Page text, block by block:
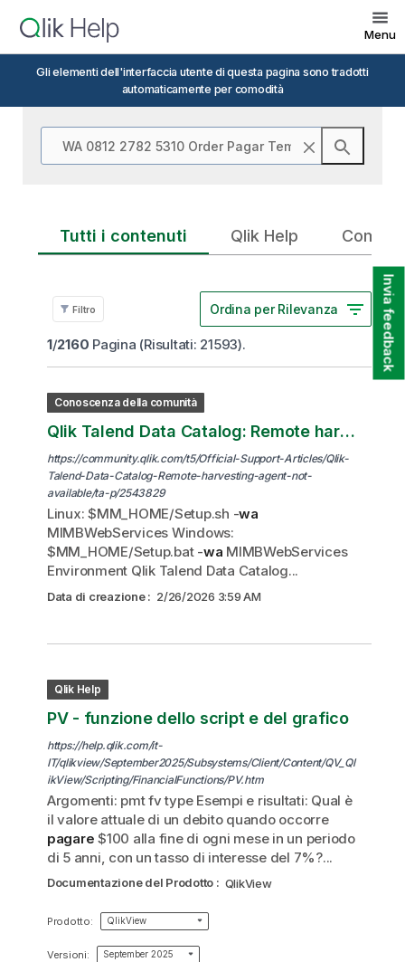
Menu
Invia feedback
Gli elementi dell'interfaccia utente di questa pagina sono tradotti
automaticamente per comodità
Tutti i contenuti Qlik Help
Filtro Ordina per Rilevanza
1/2160 Pagina (Risultati: 21593).
Conoscenza della comunità
Qlik Talend Data Catalog: Remote harvesting agent not available connected
https://community.qlik.com/t5/Official-Support-Articles/Qlik-
Talend-Data-Catalog-Remote-harvesting-agent-not-
available/ta-p/2543829
Linux: $MM_HOME/Setup.sh -wa
MIMBWebServices Windows:
$MM_HOME/Setup.bat -wa MIMBWebServices
Environment Qlik Talend Data Catalog...
Data di creazione: 2/26/2026 3:59 AM
Qlik Help
PV - funzione dello script e del grafico
https://help.qlik.com/it-
IT/qlikview/September2025/Subsystems/Client/Content/QV_Ql
ikView/Scripting/FinancialFunctions/PV.htm
Argomenti: pmt fv type Esempi e risultati: Qual è
il valore attuale di un debito quando occorre
pagare $100 alla fine di ogni mese in un periodo
di 5 anni, con un tasso di interesse del 7%?...
Documentazione del Prodotto : QlikView
Prodotto: QlikView
Versioni: September 2025